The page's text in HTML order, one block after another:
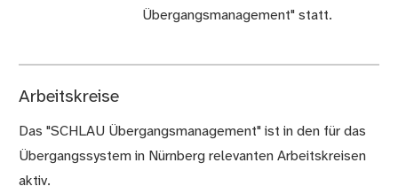
Übergangsmanagement" statt.
Arbeitskreise
Das "SCHLAU Übergangsmanagement" ist in den für das
Übergangssystem in Nürnberg relevanten Arbeitskreisen
aktiv.